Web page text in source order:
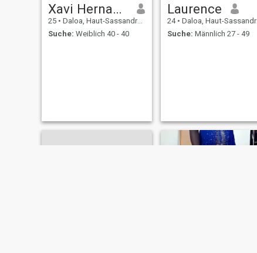
Xavi Hernandez
25 • Daloa, Haut-Sassandra, Côte d'Ivoire
Suche: Weiblich 40 - 40
Laurence
24 • Daloa, Haut-Sassandra, Côte d'Ivoire
Suche: Männlich 27 - 49